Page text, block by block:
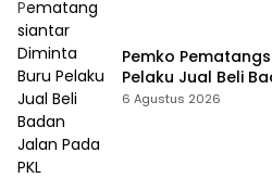
Pemko
Pelaku Jual Beli
6 Agustus 2026